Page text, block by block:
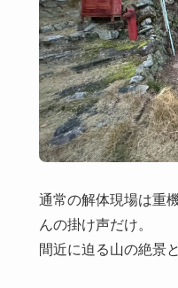
通常の解体現場は重
んの掛け声だけ。
間近に迫る山の絶景